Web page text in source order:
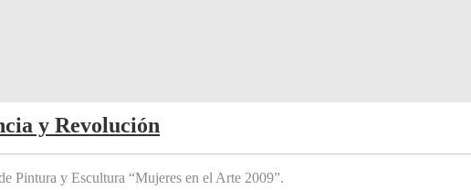
y Revolución
Pintura y Escultura “Mujeres en el Arte 2009”.